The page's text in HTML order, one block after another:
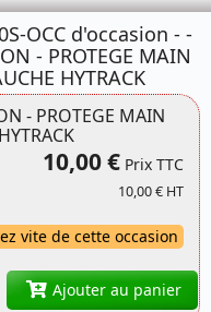
OCC d'occasion - -
- PROTEGE MAIN
HYTRACK
- PROTEGE MAIN
10,00 € Prix TTC
10,00 € HT
vite de cette occasion
Ajouter au panier